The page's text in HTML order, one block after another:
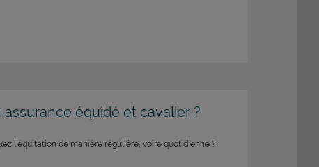
équidé et cavalier ?
l’équitation de manière régulière, voire quotidienne ?